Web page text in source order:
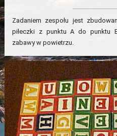
Zadaniem zespołu jest
piłeczki z punktu A do punktu
zabawy w powietrzu.